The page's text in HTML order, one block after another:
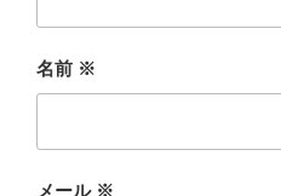
名前 ※
メール ※